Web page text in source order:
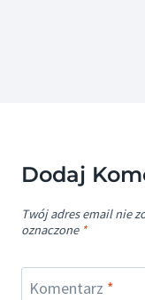
Dodaj
Twój adres email nie
oznaczone *
Komentarz *